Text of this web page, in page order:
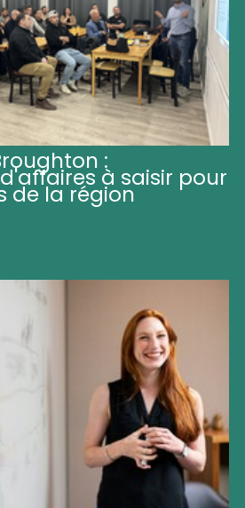
:
à saisir pour
de la région